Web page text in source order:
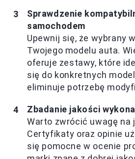
Sprawdzenie
samochodem
Upewnij się, że wybrany
Twojego modelu auta.
oferuje zestawy, które
się do konkretnych
eliminuje potrzebę
Zbadanie jakości
Warto zwrócić uwagę na
Certyfikaty oraz opinie
się pomocne w ocenie